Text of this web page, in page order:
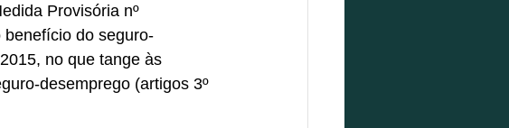
Provisória nº
do seguro-
no que tange às
desemprego (artigos 3º